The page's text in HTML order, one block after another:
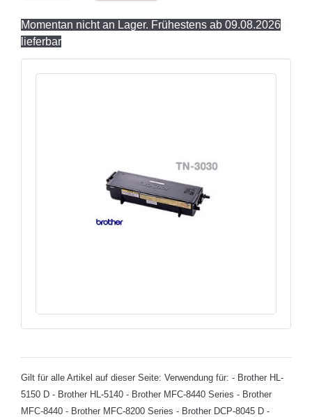
Momentan nicht an Lager. Frühestens ab 09.08.2026
lieferbar
Gilt für alle Artikel auf dieser Seite: Verwendung für: - Brother HL-
5150 D - Brother HL-5140 - Brother MFC-8440 Series - Brother
MFC-8440 - Brother MFC-8200 Series - Brother DCP-8045 D -